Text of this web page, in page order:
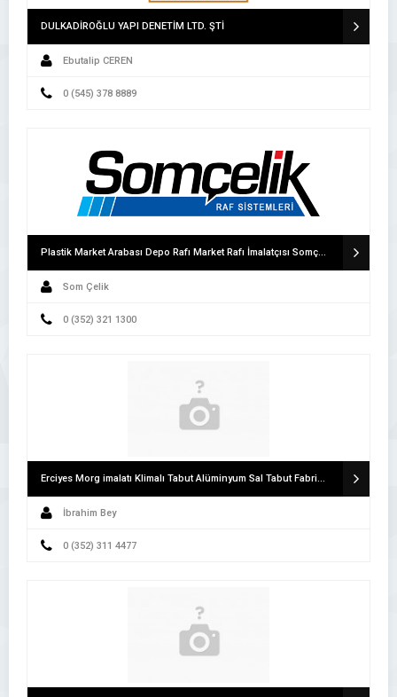
DULKADİROĞLU YAPI DENETİM LTD. ŞTİ
Ebutalip CEREN
0 (545) 378 8889
Plastik Market Arabası Depo Rafı Market Rafı İmalatçısı Somçelik Raf Sanayi
Som Çelik
0 (352) 321 1300
Erciyes Morg imalatı Klimalı Tabut Alüminyum Sal Tabut Fabrikası
İbrahim Bey
0 (352) 311 4477